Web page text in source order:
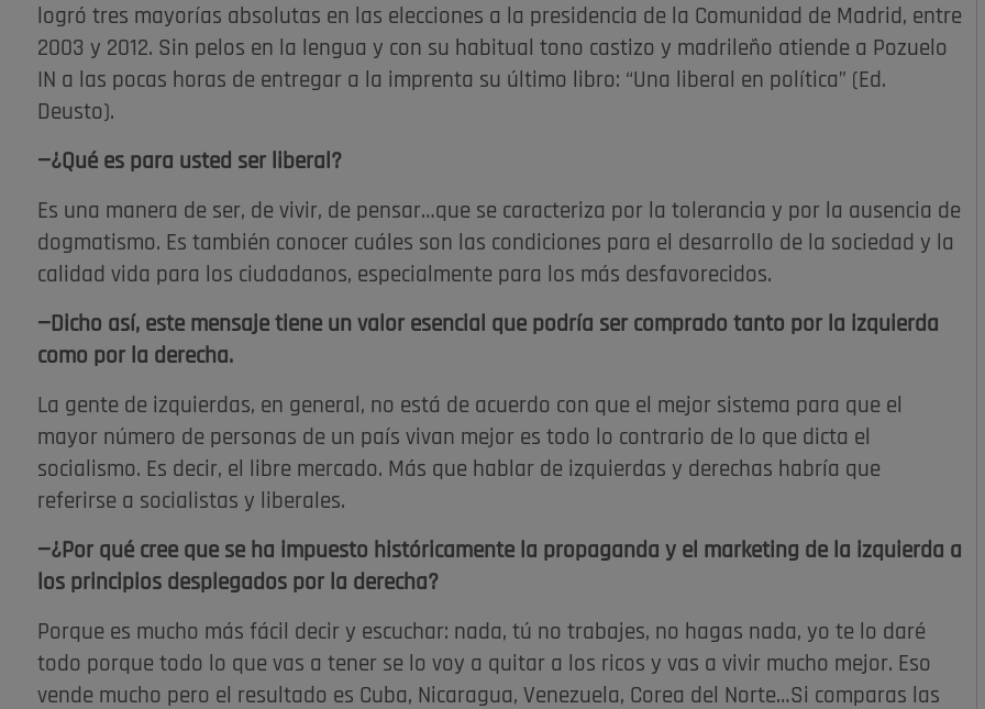
logró tres mayorías absolutas en las elecciones a la presidencia de la Comunidad de Madrid, entre
2003 y 2012. Sin pelos en la lengua y con su habitual tono castizo y madrileño atiende a Pozuelo
IN a las pocas horas de entregar a la imprenta su último libro: “Una liberal en política” (Ed.
Deusto).
—¿Qué es para usted ser liberal?
Es una manera de ser, de vivir, de pensar…que se caracteriza por la tolerancia y por la ausencia de
dogmatismo. Es también conocer cuáles son las condiciones para el desarrollo de la sociedad y la
calidad vida para los ciudadanos, especialmente para los más desfavorecidos.
—Dicho así, este mensaje tiene un valor esencial que podría ser comprado tanto por la izquierda
como por la derecha.
La gente de izquierdas, en general, no está de acuerdo con que el mejor sistema para que el
mayor número de personas de un país vivan mejor es todo lo contrario de lo que dicta el
socialismo. Es decir, el libre mercado. Más que hablar de izquierdas y derechas habría que
referirse a socialistas y liberales.
—¿Por qué cree que se ha impuesto históricamente la propaganda y el marketing de la izquierda a
los principios desplegados por la derecha?
Porque es mucho más fácil decir y escuchar: nada, tú no trabajes, no hagas nada, yo te lo daré
todo porque todo lo que vas a tener se lo voy a quitar a los ricos y vas a vivir mucho mejor. Eso
vende mucho pero el resultado es Cuba, Nicaragua, Venezuela, Corea del Norte…Si comparas las